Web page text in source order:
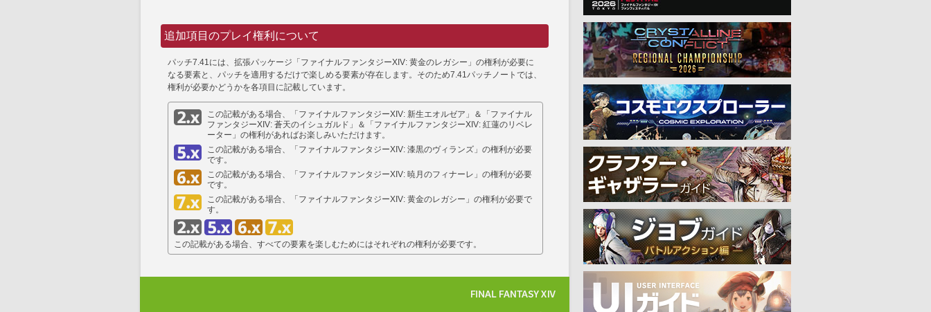
追加項目のプレイ権利について
パッチ7.41には、拡張パッケージ「ファイナルファンタジーXIV: 黄金のレガシー」の権利が必要に
なる要素と、パッチを適用するだけで楽しめる要素が存在します。そのため7.41パッチノートでは、
権利が必要かどうかを各項目に記載しています。
この記載がある場合、「ファイナルファンタジーXIV: 新生エオルゼア」＆「ファイナル
ファンタジーXIV: 蒼天のイシュガルド」＆「ファイナルファンタジーXIV: 紅蓮のリベレ
ーター」の権利があればお楽しみいただけます。
この記載がある場合、「ファイナルファンタジーXIV: 漆黒のヴィランズ」の権利が必要
です。
この記載がある場合、「ファイナルファンタジーXIV: 暁月のフィナーレ」の権利が必要
です。
この記載がある場合、「ファイナルファンタジーXIV: 黄金のレガシー」の権利が必要で
す。
この記載がある場合、すべての要素を楽しむためにはそれぞれの権利が必要です。